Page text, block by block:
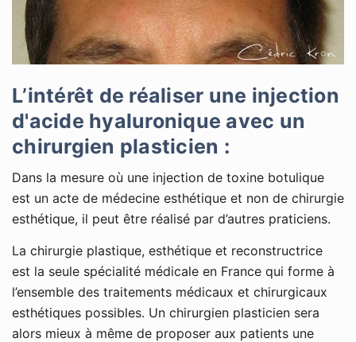
L’intérêt de réaliser une injection
d'acide hyaluronique avec un
chirurgien plasticien :
Dans la mesure où une injection de toxine botulique
est un acte de médecine esthétique et non de chirurgie
esthétique, il peut être réalisé par d’autres praticiens.
La chirurgie plastique, esthétique et reconstructrice
est la seule spécialité médicale en France qui forme à
l’ensemble des traitements médicaux et chirurgicaux
esthétiques possibles. Un chirurgien plasticien sera
alors mieux à même de proposer aux patients une